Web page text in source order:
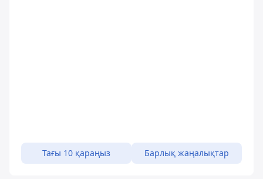
Тағы 10 қараңыз Барлық жаңалықтар